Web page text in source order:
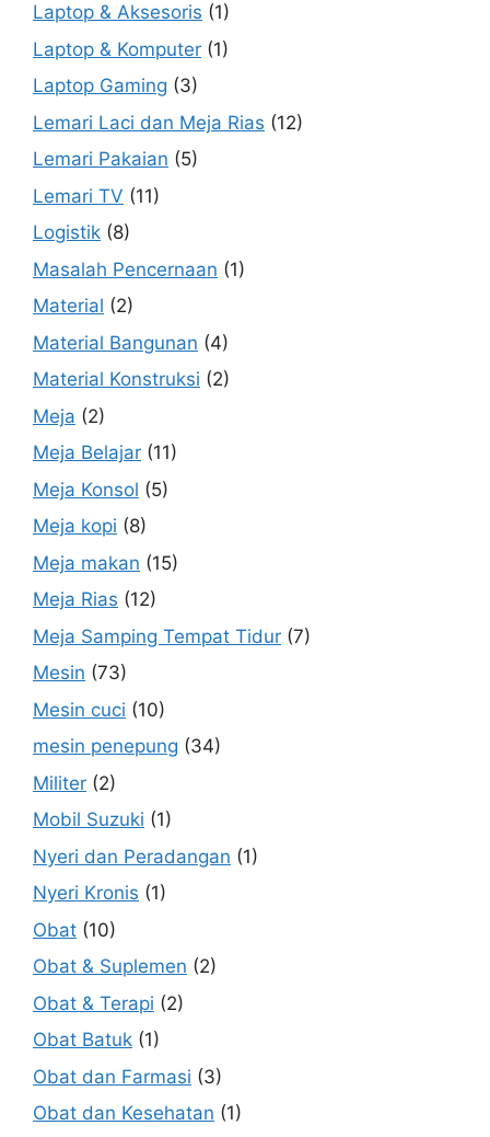
Laptop & Aksesoris (1)
Laptop & Komputer (1)
Laptop Gaming (3)
Lemari Laci dan Meja Rias (12)
Lemari Pakaian (5)
Lemari TV (11)
Logistik (8)
Masalah Pencernaan (1)
Material (2)
Material Bangunan (4)
Material Konstruksi (2)
Meja (2)
Meja Belajar (11)
Meja Konsol (5)
Meja kopi (8)
Meja makan (15)
Meja Rias (12)
Meja Samping Tempat Tidur (7)
Mesin (73)
Mesin cuci (10)
mesin penepung (34)
Militer (2)
Mobil Suzuki (1)
Nyeri dan Peradangan (1)
Nyeri Kronis (1)
Obat (10)
Obat & Suplemen (2)
Obat & Terapi (2)
Obat Batuk (1)
Obat dan Farmasi (3)
Obat dan Kesehatan (1)